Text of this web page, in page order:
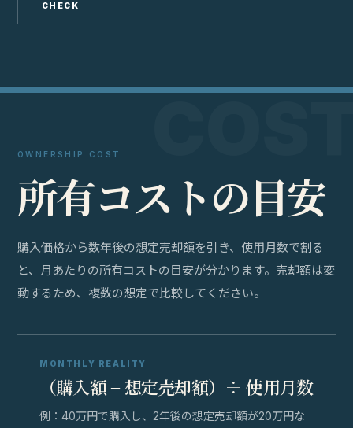
CHECK
OWNERSHIP COST
所有コス トの目安
購入価格から数年後の想定売却額を引き、使用月数で割る
と、月あたりの所有コストの目安が分かります。売却額は変
動するため、複数の想定で比較してください。
MONTHLY REALITY
（購入額 − 想定売却額）÷ 使用月数
例：40万円で購入し、2年後の想定売却額が20万円な